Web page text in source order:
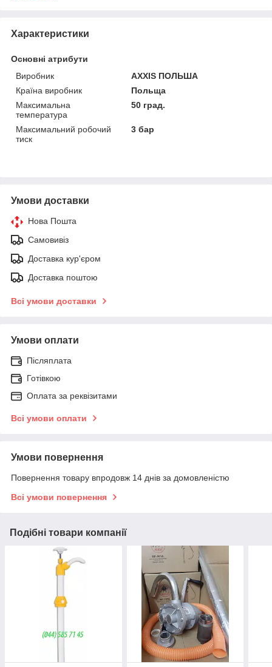
Характеристики
Основні атрибути
Виробник
AXXIS ПОЛЬША
Країна виробник
Польща
Максимальна
температура
50 град.
Максимальний робочий
тиск
3 бар
Умови доставки
Нова Пошта
Самовивіз
Доставка кур'єром
Доставка поштою
Всі умови доставки
Умови оплати
Післяплата
Готівкою
Оплата за реквізитами
Всі умови оплати
Умови повернення
Повернення товару впродовж 14 днів за домовленістю
Всі умови повернення
Подібні товари компанії